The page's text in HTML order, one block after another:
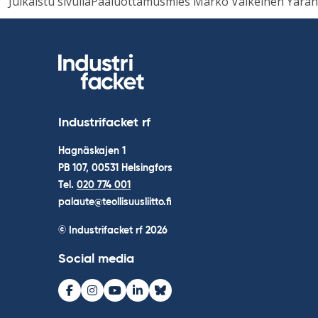
Industrifacket rf
Hagnäskajen 1
PB 107, 00531 Helsingfors
Tel. 020 774 001
palaute@teollisuusliitto.fi
© Industrifacket rf 2026
Social media
Facebook
Instagram
Youtube
LinkedInBluesky